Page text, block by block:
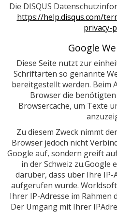
Die DISQUS
https://help.disqus.com/
privacy-
Google
Diese Seite nutzt zur
Schriftarten so genannte
bereitgestellt werden. Beim
Browser die
Browsercache, um Texte
Zu diesem Zweck nimmt
Browser jedoch nicht
Google auf, sondern greift
in der Schweiz zu.Google
darüber, dass über Ihre IP-
aufgerufen wurde.
Ihrer IP-Adresse im Rahmen
Der Umgang mit Ihrer